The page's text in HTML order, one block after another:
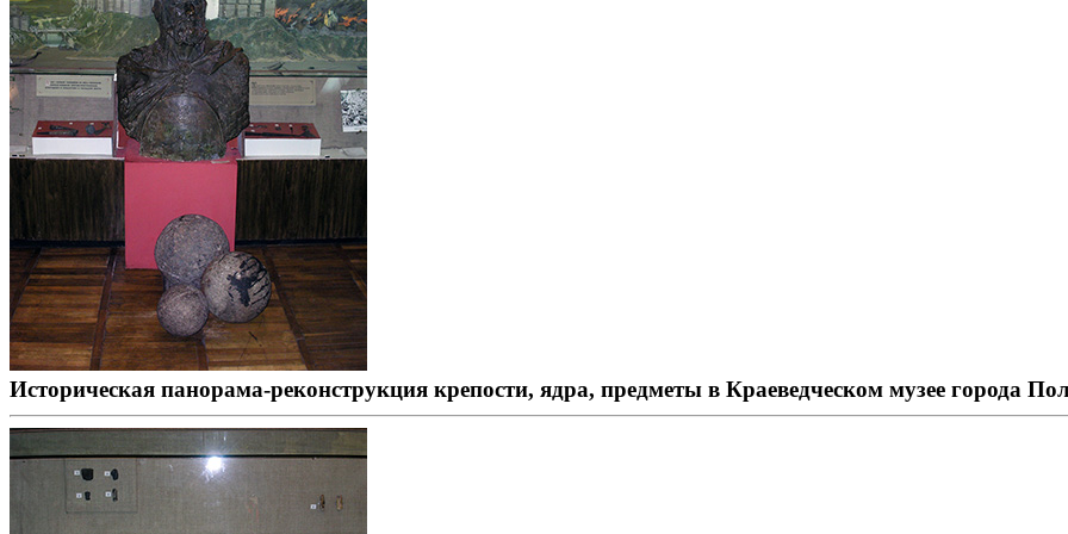
Историческая панорама-реконструкция крепости, ядра, предметы в Краеведческом музее города